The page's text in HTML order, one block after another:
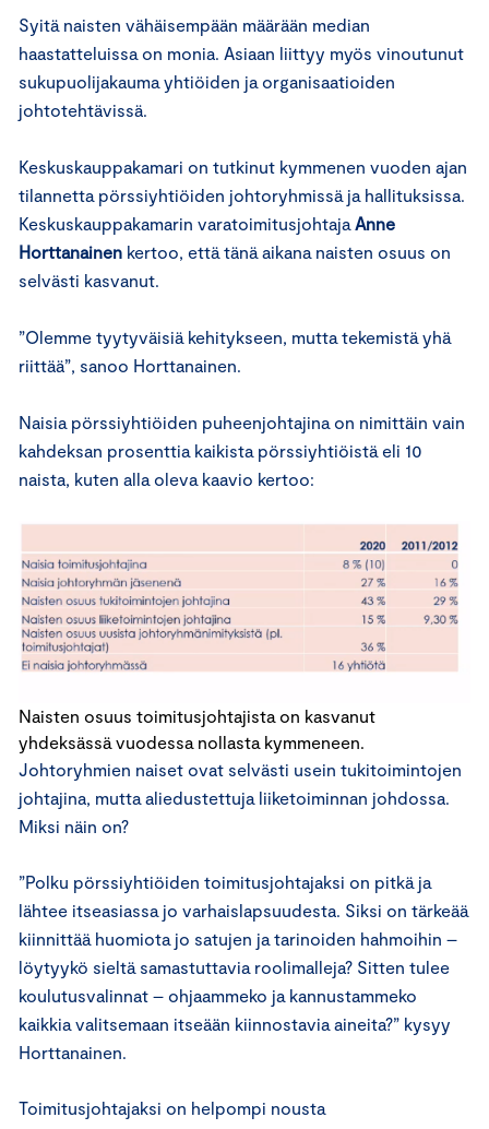
Syitä naisten vähäisempään määrään median
haastatteluissa on monia. Asiaan liittyy myös vinoutunut
sukupuolijakauma yhtiöiden ja organisaatioiden
johtotehtävissä.
Keskuskauppakamari on tutkinut kymmenen vuoden ajan
tilannetta pörssiyhtiöiden johtoryhmissä ja hallituksissa.
Keskuskauppakamarin varatoimitusjohtaja Anne
Horttanainen kertoo, että tänä aikana naisten osuus on
selvästi kasvanut.
”Olemme tyytyväisiä kehitykseen, mutta tekemistä yhä
riittää”, sanoo Horttanainen.
Naisia pörssiyhtiöiden puheenjohtajina on nimittäin vain
kahdeksan prosenttia kaikista pörssiyhtiöistä eli 10
naista, kuten alla oleva kaavio kertoo:
Naisten osuus toimitusjohtajista on kasvanut
yhdeksässä vuodessa nollasta kymmeneen.
Johtoryhmien naiset ovat selvästi usein tukitoimintojen
johtajina, mutta aliedustettuja liiketoiminnan johdossa.
Miksi näin on?
”Polku pörssiyhtiöiden toimitusjohtajaksi on pitkä ja
lähtee itseasiassa jo varhaislapsuudesta. Siksi on tärkeää
kiinnittää huomiota jo satujen ja tarinoiden hahmoihin –
löytyykö sieltä samastuttavia roolimalleja? Sitten tulee
koulutusvalinnat – ohjaammeko ja kannustammeko
kaikkia valitsemaan itseään kiinnostavia aineita?” kysyy
Horttanainen.
Toimitusjohtajaksi on helpompi nousta